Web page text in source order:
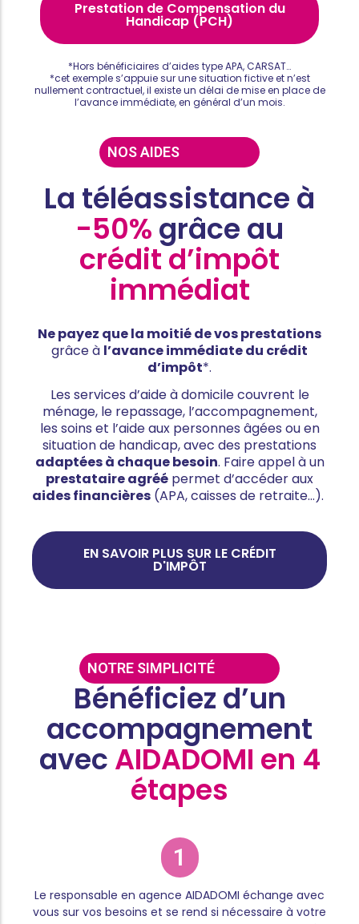
Prestation de Compensation du
Handicap (PCH)
*Hors bénéficiaires d’aides type APA, CARSAT…
*cet exemple s’appuie sur une situation fictive et n’est
nullement contractuel, il existe un délai de mise en place de
l’avance immédiate, en général d’un mois.
NOS AIDES
La téléassistance à
-50% grâce au
crédit d’impôt
immédiat
Ne payez que la moitié de vos prestations
grâce à l’avance immédiate du crédit
d’impôt*.
Les services d’aide à domicile couvrent le
ménage, le repassage, l’accompagnement,
les soins et l’aide aux personnes âgées ou en
situation de handicap, avec des prestations
adaptées à chaque besoin. Faire appel à un
prestataire agréé permet d’accéder aux
aides financières (APA, caisses de retraite…).
EN SAVOIR PLUS SUR LE CRÉDIT
D'IMPÔT
NOTRE SIMPLICITÉ
Bénéficiez d’un
accompagnement
avec AIDADOMI en 4
étapes
1
Le responsable en agence AIDADOMI échange avec
vous sur vos besoins et se rend si nécessaire à votre